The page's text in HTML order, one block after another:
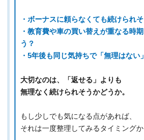
・ボーナスに頼らなくても続けられ
・教育費や車の買い替えが重なる時
う？
・5年後も同じ気持ちで「無理はない
大切なのは、「返せる」よりも
無理なく続けられそうかどうか。
もし少しでも気になる点があれば、
それは一度整理してみるタイミングか